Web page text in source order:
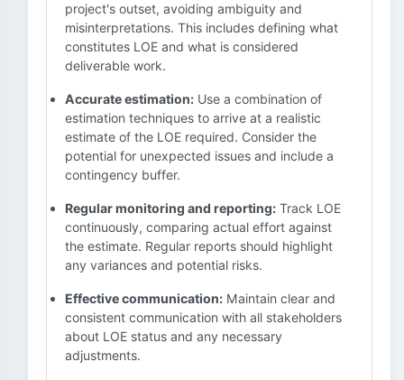
project's outset, avoiding ambiguity and
misinterpretations. This includes defining what
constitutes LOE and what is considered
deliverable work.
Accurate estimation: Use a combination of
estimation techniques to arrive at a realistic
estimate of the LOE required. Consider the
potential for unexpected issues and include a
contingency buffer.
Regular monitoring and reporting: Track LOE
continuously, comparing actual effort against
the estimate. Regular reports should highlight
any variances and potential risks.
Effective communication: Maintain clear and
consistent communication with all stakeholders
about LOE status and any necessary
adjustments.